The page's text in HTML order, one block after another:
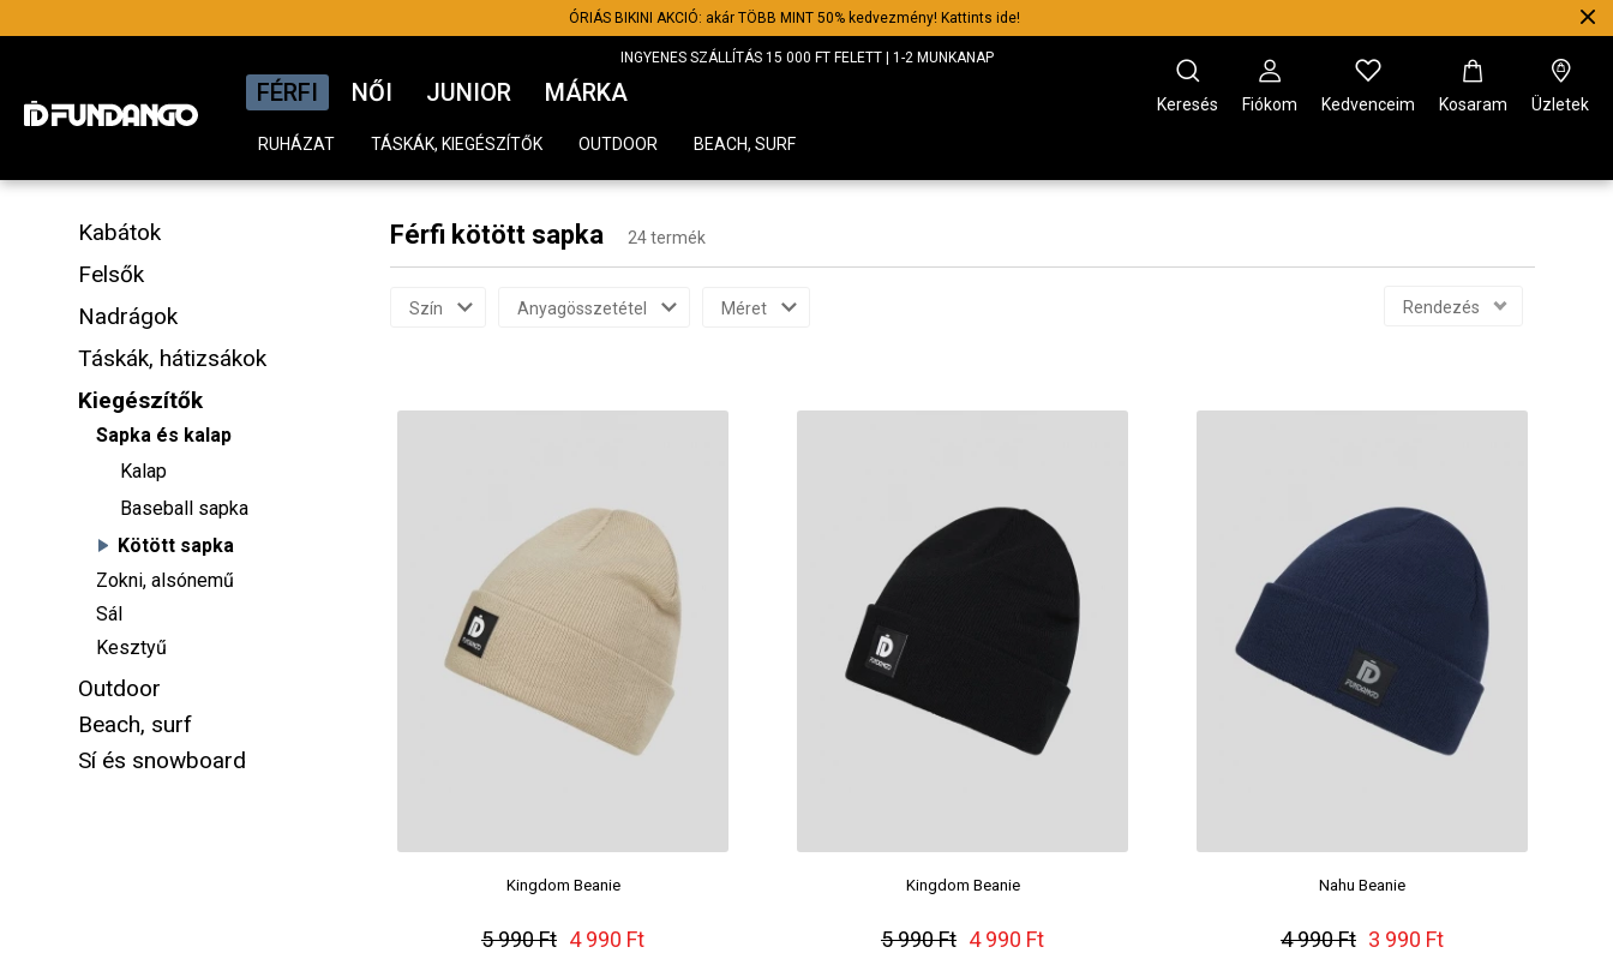
ÓRIÁS BIKINI AKCIÓ: akár TÖBB MINT 50% kedvezmény! Kattints ide!
INGYENES SZÁLLÍTÁS 15 000 FT FELETT | 1-2 MUNKANAP
FÉRFI NŐI JUNIOR MÁRKA
RUHÁZAT TÁSKÁK, KIEGÉSZÍTŐK OUTDOOR BEACH, SURF
Keresés Fiókom Kedvenceim Kosaram Üzletek
Kabátok
Felsők
Nadrágok
Táskák, hátizsákok
Kiegészítők
Sapka és kalap
Kalap
Baseball sapka
Kötött sapka
Zokni, alsónemű
Sál
Kesztyű
Outdoor
Beach, surf
Sí és snowboard
Férfi kötött sapka 24 termék
Szín Anyagösszetétel Méret Rendezés
Kingdom Beanie
5 990 Ft 4 990 Ft
Kingdom Beanie
5 990 Ft 4 990 Ft
Nahu Beanie
4 990 Ft 3 990 Ft